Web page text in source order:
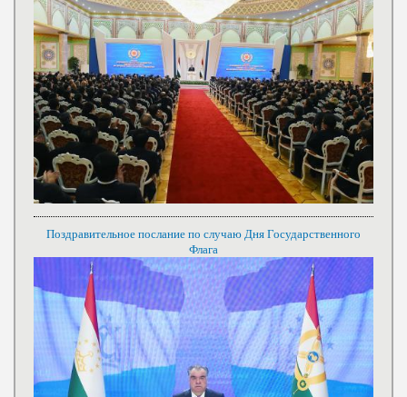
Поздравительное послание по случаю Дня Государственного
Флага